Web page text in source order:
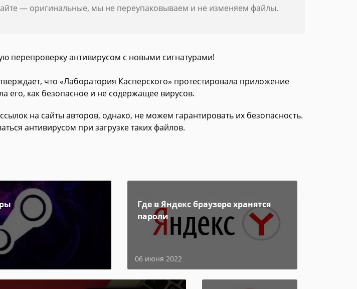
— оригинальные, мы не переупаковываем и не изменяем файлы.
перепроверку антивирусом с новыми сигнатурами!
что «Лаборатория Касперского» протестировала приложение
его, как безопасное и не содержащее вирусов.
на сайты авторов, однако, не можем гарантировать их безопасность.
антивирусом при загрузке таких файлов.
Где в Яндекс браузере хранятся
пароли
06 июня 2022